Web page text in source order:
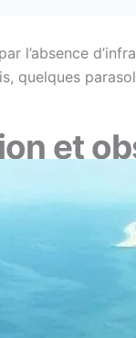
l’absence
quelques
et